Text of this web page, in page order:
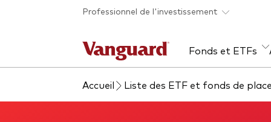
Skip to main content
Professionnel de l'investissement
Fonds et ETFs
Tous les produits
Liste des analyses
À propos de Vanguard
Accueil Liste des ETF et fonds de